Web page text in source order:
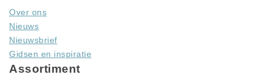
Over ons
Nieuws
Nieuwsbrief
Gidsen en inspiratie
Assortiment